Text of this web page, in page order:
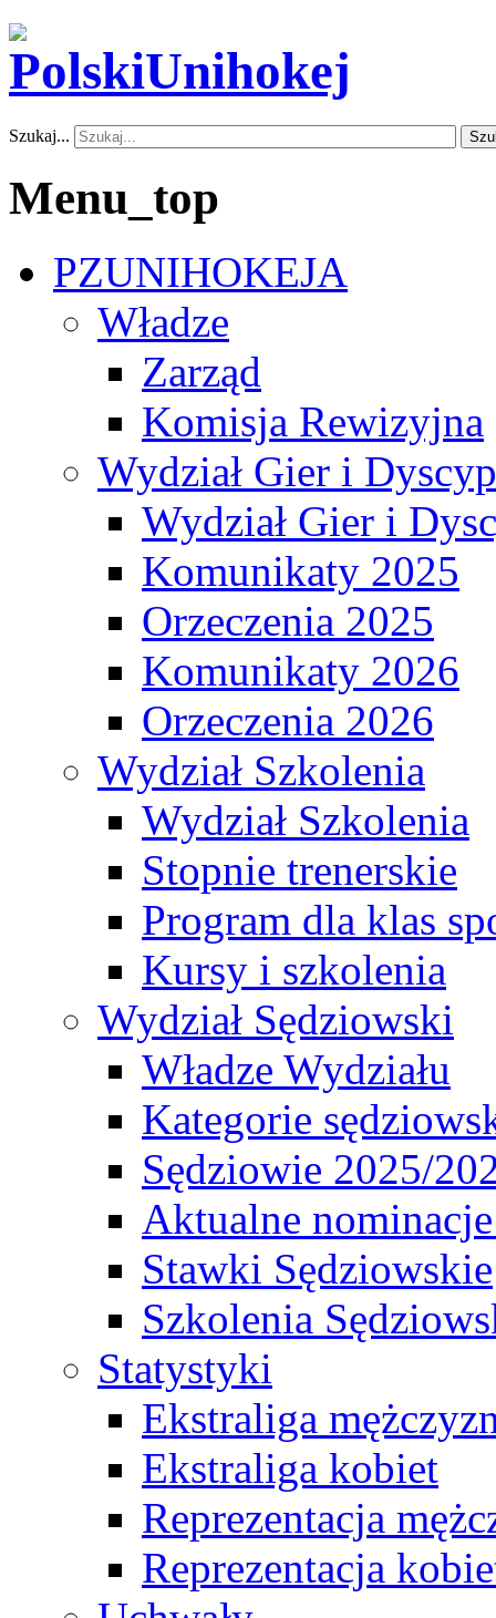
Szukaj...
Menu_top
PZUNIHOKEJA
Władze
Zarząd
Komisja Rewizyjna
Wydział Gier i
Wydział Gier i
Komunikaty 2025
Orzeczenia 2025
Komunikaty 2026
Orzeczenia 2026
Wydział Szkolenia
Wydział Szkolenia
Stopnie trenerskie
Program dla klas
Kursy i szkolenia
Wydział Sędziowski
Władze Wydziału
Kategorie
Sędziowie 2025/
Aktualne
Stawki Sędziowskie
Szkolenia
Statystyki
Ekstraliga
Ekstraliga kobiet
Reprezentacja
Reprezentacja